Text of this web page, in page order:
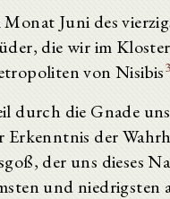
Juni des
die wir im
von Nisibis3
durch die Gnade
Erkenntnis der
der uns dieses
und niedrigsten